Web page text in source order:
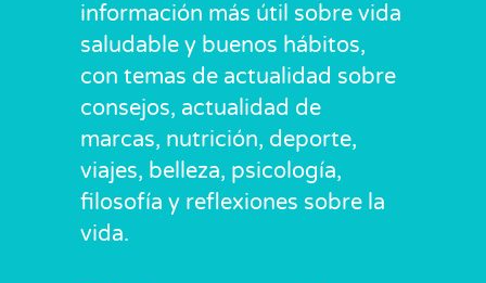
información más útil sobre vida
saludable y buenos hábitos,
con temas de actualidad sobre
consejos, actualidad de
marcas, nutrición, deporte,
viajes, belleza, psicología,
filosofía y reflexiones sobre la
vida.